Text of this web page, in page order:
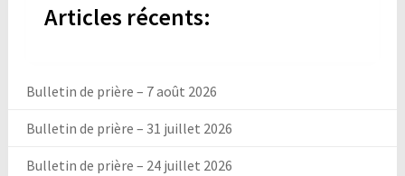
Articles récents:
Bulletin de prière – 7 août 2026
Bulletin de prière – 31 juillet 2026
Bulletin de prière – 24 juillet 2026